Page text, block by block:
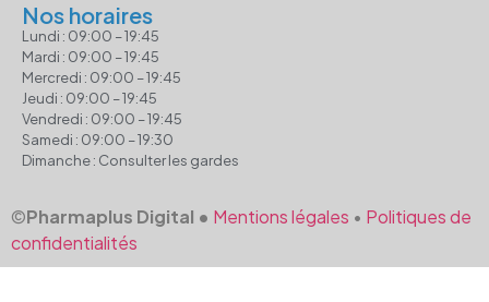
Nos horaires
Lundi : 09:00 – 19:45
Mardi : 09:00 – 19:45
Mercredi : 09:00 – 19:45
Jeudi : 09:00 – 19:45
Vendredi : 09:00 – 19:45
Samedi : 09:00 – 19:30
Dimanche : Consulter les gardes
©Pharmaplus Digital • Mentions légales • Politiques de
confidentialités